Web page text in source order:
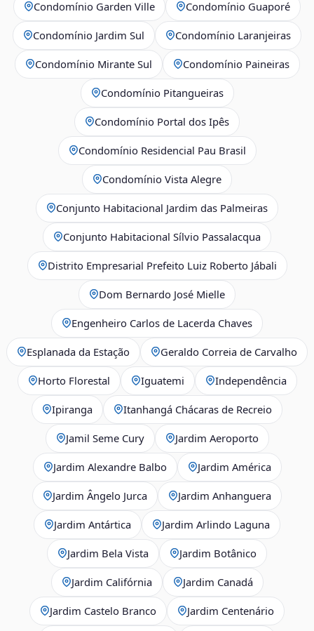
Condomínio Garden Ville Condomínio Guaporé
Condomínio Jardim Sul Condomínio Laranjeiras
Condomínio Mirante Sul Condomínio Paineiras
Condomínio Pitangueiras
Condomínio Portal dos Ipês
Condomínio Residencial Pau Brasil
Condomínio Vista Alegre
Conjunto Habitacional Jardim das Palmeiras
Conjunto Habitacional Sílvio Passalacqua
Distrito Empresarial Prefeito Luiz Roberto Jábali
Dom Bernardo José Mielle
Engenheiro Carlos de Lacerda Chaves
Esplanada da Estação Geraldo Correia de Carvalho
Horto Florestal Iguatemi Independência
Ipiranga Itanhangá Chácaras de Recreio
Jamil Seme Cury Jardim Aeroporto
Jardim Alexandre Balbo Jardim América
Jardim Ângelo Jurca Jardim Anhanguera
Jardim Antártica Jardim Arlindo Laguna
Jardim Bela Vista Jardim Botânico
Jardim Califórnia Jardim Canadá
Jardim Castelo Branco Jardim Centenário